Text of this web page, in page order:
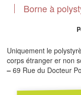
Borne à
Uniquement le
corps étranger er non
– 69 Rue du Docteur